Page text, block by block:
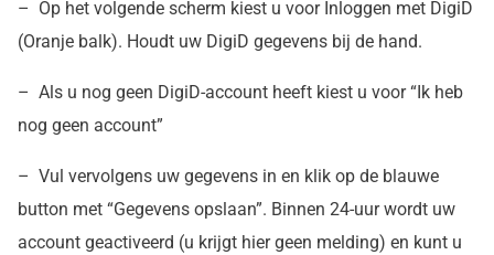
– Op het volgende scherm kiest u voor Inloggen met DigiD
(Oranje balk). Houdt uw DigiD gegevens bij de hand.
– Als u nog geen DigiD-account heeft kiest u voor “Ik heb
nog geen account”
– Vul vervolgens uw gegevens in en klik op de blauwe
button met “Gegevens opslaan”. Binnen 24-uur wordt uw
account geactiveerd (u krijgt hier geen melding) en kunt u